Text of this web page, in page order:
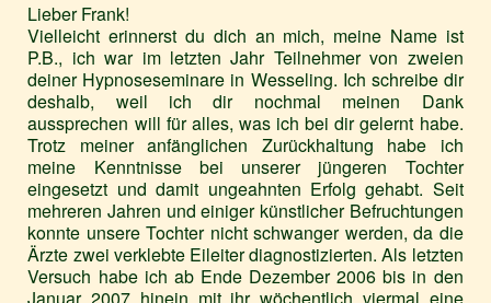
Lieber Frank!
Vielleicht erinnerst du dich an mich, meine Name ist
P.B., ich war im letzten Jahr Teilnehmer von zweien
deiner Hypnoseseminare in Wesseling. Ich schreibe dir
deshalb, weil ich dir nochmal meinen Dank
aussprechen will für alles, was ich bei dir gelernt habe.
Trotz meiner anfänglichen Zurückhaltung habe ich
meine Kenntnisse bei unserer jüngeren Tochter
eingesetzt und damit ungeahnten Erfolg gehabt. Seit
mehreren Jahren und einiger künstlicher Befruchtungen
konnte unsere Tochter nicht schwanger werden, da die
Ärzte zwei verklebte Eileiter diagnostizierten. Als letzten
Versuch habe ich ab Ende Dezember 2006 bis in den